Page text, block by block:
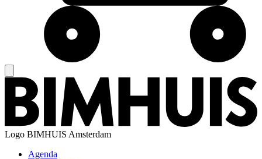
Logo BIMHUIS Amsterdam
Agenda